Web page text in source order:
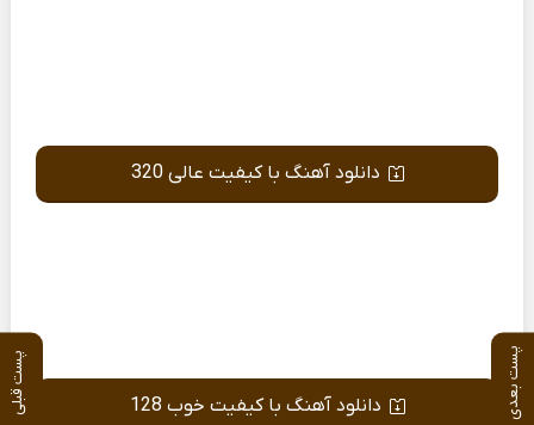
پست بعدی پست قبلی
دانلود آهنگ با کیفیت عالی 320
دانلود آهنگ با کیفیت خوب 128